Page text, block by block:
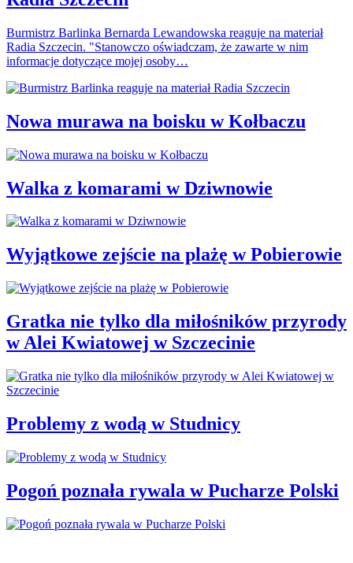
Burmistrz Barlinka Bernarda Lewandowska reaguje na materiał
Radia Szczecin. "Stanowczo oświadczam, że zawarte w nim
informacje dotyczące mojej osoby…
Nowa murawa na boisku w Kołbaczu
Walka z komarami w Dziwnowie
Wyjątkowe zejście na plażę w Pobierowie
Gratka nie tylko dla miłośników przyrody
w Alei Kwiatowej w Szczecinie
Problemy z wodą w Studnicy
Pogoń poznała rywala w Pucharze Polski